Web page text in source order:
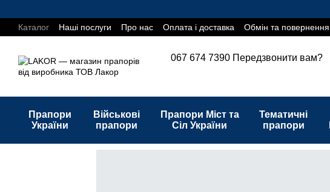
Каталог
Наші послуги Про нас Оплата і доставка Обмін та повернення
067 674 7390 Передзвонити вам?
Прапори
України
Військові
прапори
Прапори Міст та
Сіл України
Тематичні
прапори